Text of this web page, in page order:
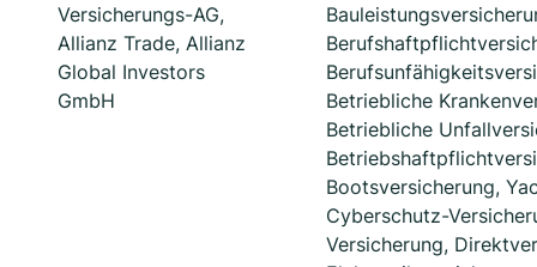
Versicherungs-AG,
Allianz Trade, Allianz
Global Investors
GmbH
Betriebliche
Betriebliche
Bootsversicherung,
Cyberschutz-
Versicherung,